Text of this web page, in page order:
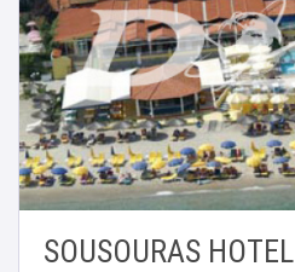
SOUSOURAS HOTEL